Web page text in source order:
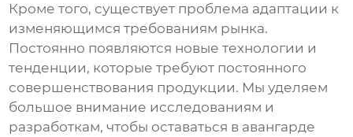
Кроме того, существует проблема адаптации к
изменяющимся требованиям рынка.
Постоянно появляются новые технологии и
тенденции, которые требуют постоянного
совершенствования продукции. Мы уделяем
большое внимание исследованиям и
разработкам, чтобы оставаться в авангарде